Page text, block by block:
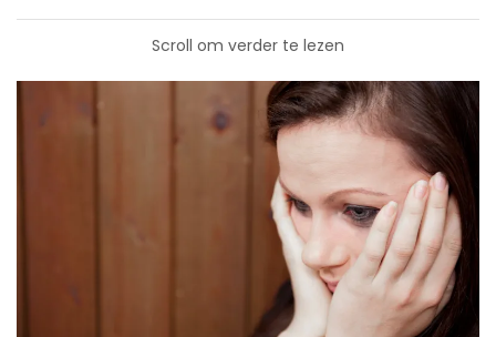
Scroll om verder te lezen